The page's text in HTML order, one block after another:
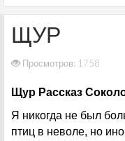
ЩУР
Просмотров: 1758
Щур Рассказ
Я никогда не был
птиц в неволе, но